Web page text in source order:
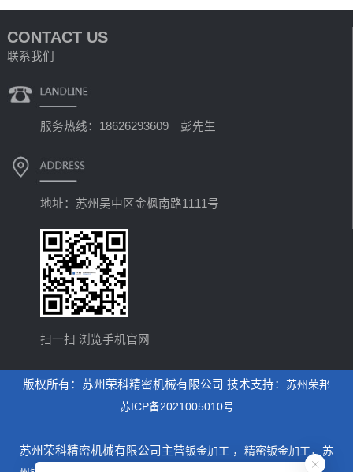
CONTACT US
联系我们
服务热线：18626293609 彭先生
地址：苏州吴中区金枫南路1111号
扫一扫 浏览手机官网
版权所有：苏州荣科精密机械有限公司 技术支持： 苏州荣邦
苏ICP备2021005010号
苏州荣科精密机械有限公司主营钣金加工 ， 精密钣金加工， 苏